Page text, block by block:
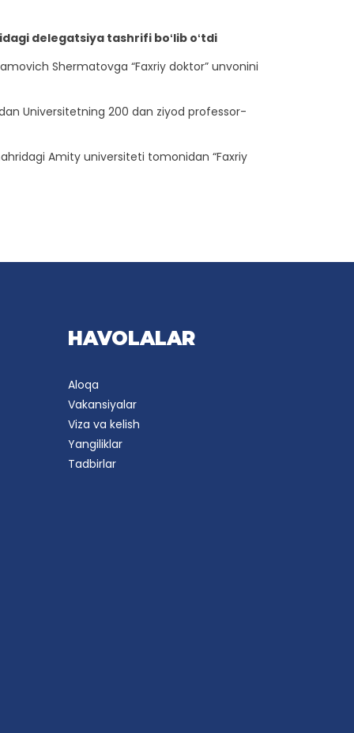
delegatsiya tashrifi boʻlib oʻtdi
Shermatovga “Faxriy doktor” unvonini
Universitetning 200 dan ziyod professor-
Amity universiteti tomonidan “Faxriy
HAVOLALAR
Aloqa
Vakansiyalar
Viza va kelish
Yangiliklar
Tadbirlar